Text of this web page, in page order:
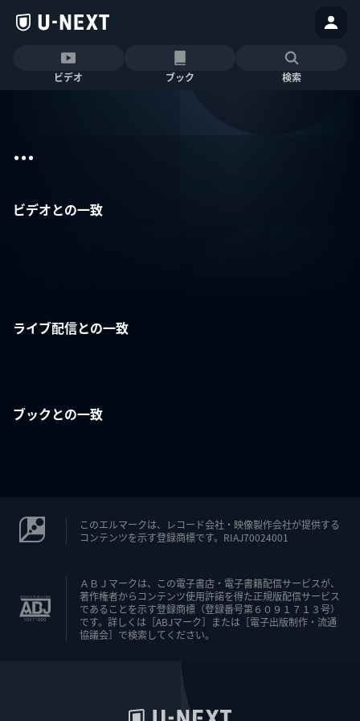
ビデオ ブック 検索
...
ビデオとの一致
ライブ配信との一致
ブックとの一致
このエルマークは、レコード会社・映像製作会社が提供する
コンテンツを示す登録商標です。RIAJ70024001
ＡＢＪマークは、この電子書店・電子書籍配信サービスが、
著作権者からコンテンツ使用許諾を得た正規版配信サービス
であることを示す登録商標（登録番号第６０９１７１３号）
です。詳しくは［ABJマーク］または［電子出版制作・流通
協議会］で検索してください。